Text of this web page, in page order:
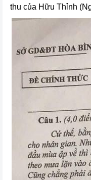
thu của Hữu Thỉnh